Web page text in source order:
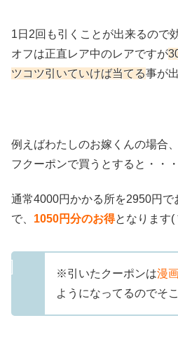
1日2回も引くことが出来るので
オフは正直レア中のレアですが
ツコツ引いていけば当てる事が
例えばわたしのお嫁くんの場合
フクーポンで買うとすると・・・
通常4000円かかる所を2950円
で、 1050円分のお得となります(
※引いたクーポンは漫
ようになってるのでそ